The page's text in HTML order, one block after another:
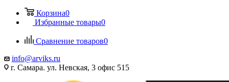
Корзина0
Избранные товары0
Сравнение товаров0
info@arviks.ru
г. Самара. ул. Невская, 3 офис 515